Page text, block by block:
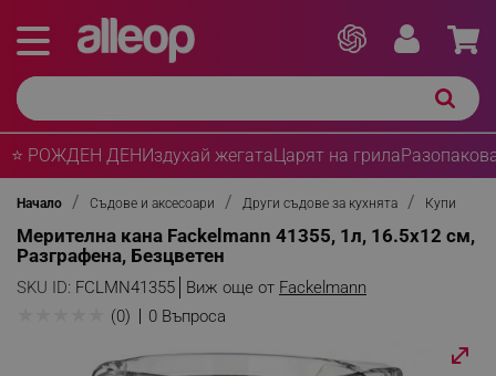
⭐ РОЖДЕН ДЕНИздухай жегатаЦарят на грила
Начало Съдове и аксесоари Други съдове за кухнята Купи
Мерителна кана Fackelmann 41355, 1л, 16.5х12 см,
Разграфена, Безцветен
SKU ID: FCLMN41355 Виж още от Fackelmann
(0) 0 Въпроса